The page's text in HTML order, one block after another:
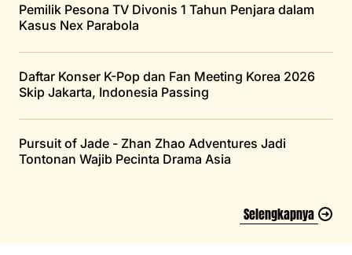
Pemilik Pesona TV Divonis 1 Tahun Penjara dalam
Kasus Nex Parabola
Daftar Konser K-Pop dan Fan Meeting Korea 2026
Skip Jakarta, Indonesia Passing
Pursuit of Jade - Zhan Zhao Adventures Jadi
Tontonan Wajib Pecinta Drama Asia
Selengkapnya